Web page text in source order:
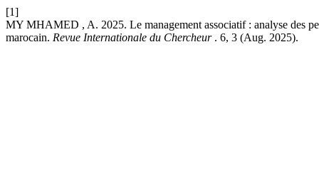
[1]
MY MHAMED , A. 2025. Le management associatif : analyse des
marocain. Revue Internationale du Chercheur . 6, 3 (Aug. 2025).